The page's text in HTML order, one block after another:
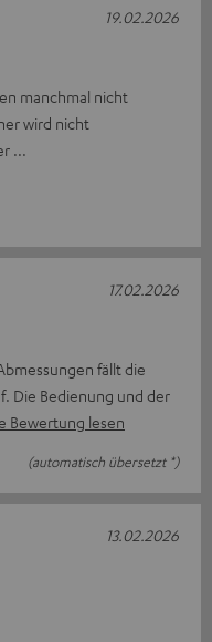
manchmal nicht
wird nicht
19.02.2026
fällt die
Die Bedienung und der
Bewertung lesen
(automatisch übersetzt *)
17.02.2026
13.02.2026